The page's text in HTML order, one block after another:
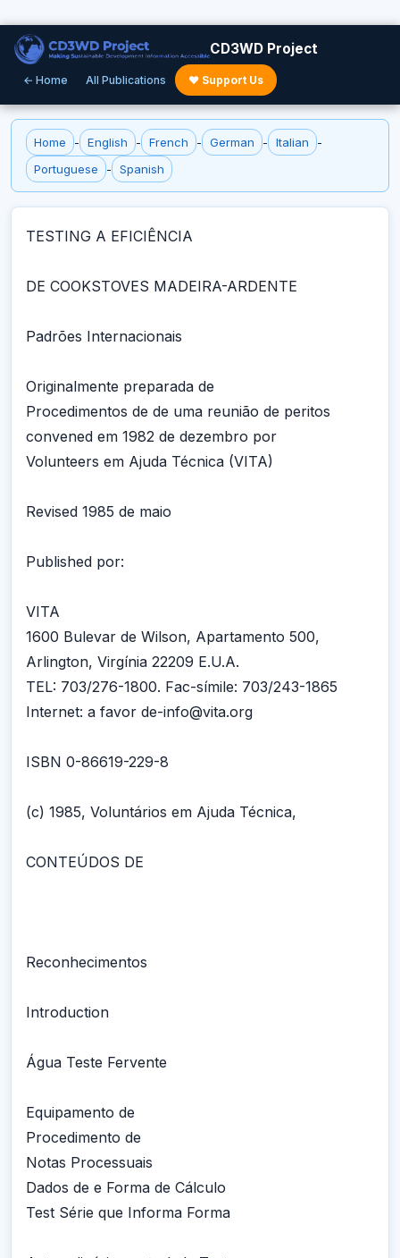
CD3WD Project
← Home All Publications ♥ Support Us
Home - English - French - German - Italian
-
Portuguese
- Spanish
TESTING A EFICIÊNCIA
DE COOKSTOVES MADEIRA-ARDENTE
Padrões Internacionais
Originalmente preparada de
Procedimentos de de uma reunião de peritos
convened em 1982 de dezembro por
Volunteers em Ajuda Técnica (VITA)
Revised 1985 de maio
Published por:
VITA
1600 Bulevar de Wilson, Apartamento 500,
Arlington, Virgínia 22209 E.U.A.
TEL: 703/276-1800. Fac-símile: 703/243-1865
Internet: a favor de-info@vita.org
ISBN 0-86619-229-8
(c) 1985, Voluntários em Ajuda Técnica,
CONTEÚDOS DE
Reconhecimentos
Introduction
Água Teste Fervente
Equipamento de
Procedimento de
Notas Processuais
Dados de e Forma de Cálculo
Test Série que Informa Forma